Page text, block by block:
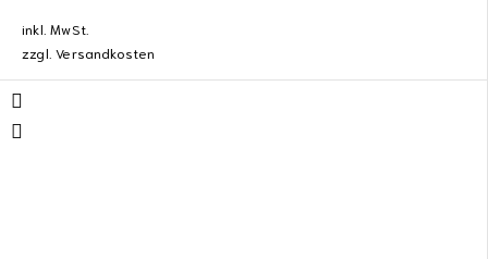
inkl. MwSt.
zzgl.Versandkosten